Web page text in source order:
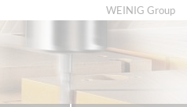
WEINIG Group